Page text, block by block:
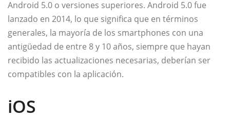
Android 5.0 o versiones superiores. Android 5.0 fue
lanzado en 2014, lo que significa que en términos
generales, la mayoría de los smartphones con una
antigüedad de entre 8 y 10 años, siempre que hayan
recibido las actualizaciones necesarias, deberían ser
compatibles con la aplicación.
iOS